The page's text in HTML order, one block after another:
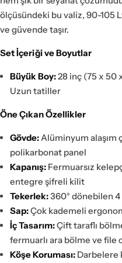
ölçüsündeki bu valiz, 90-105
ve güvende taşır.
Set İçeriği ve Boyutlar
Büyük Boy:28 inç (75 x 50
Uzun tatiller
Öne Çıkan Özellikler
Gövde:Alüminyum alaşım
polikarbonat panel
Kapanış: Fermuarsız
entegre şifreli kilit
Tekerlek:360° dönebilen 4
Sap:Çok kademeli
İç Tasarım:Çift taraflı
fermuarlı ara bölme ve file
Köşe Koruması: Darbelere